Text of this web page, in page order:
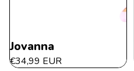
Jovanna
€34,99 EUR